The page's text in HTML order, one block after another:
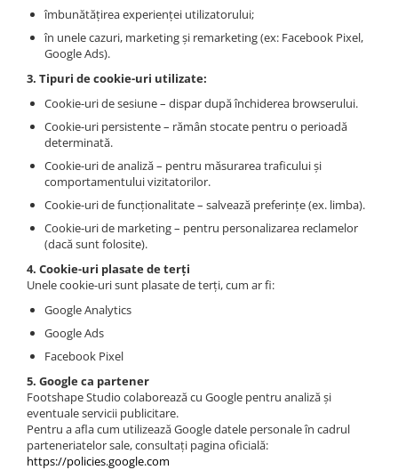
îmbunătățirea experienței utilizatorului;
în unele cazuri, marketing și remarketing (ex: Facebook Pixel,
Google Ads).
3. Tipuri de cookie-uri utilizate:
Cookie-uri de sesiune – dispar după închiderea browserului.
Cookie-uri persistente – rămân stocate pentru o perioadă
determinată.
Cookie-uri de analiză – pentru măsurarea traficului și
comportamentului vizitatorilor.
Cookie-uri de funcționalitate – salvează preferințe (ex. limba).
Cookie-uri de marketing – pentru personalizarea reclamelor
(dacă sunt folosite).
4. Cookie-uri plasate de terți
Unele cookie-uri sunt plasate de terți, cum ar fi:
Google Analytics
Google Ads
Facebook Pixel
5. Google ca partener
Footshape Studio colaborează cu Google pentru analiză și
eventuale servicii publicitare.
Pentru a afla cum utilizează Google datele personale în cadrul
parteneriatelor sale, consultați pagina oficială:
https://policies.google.com